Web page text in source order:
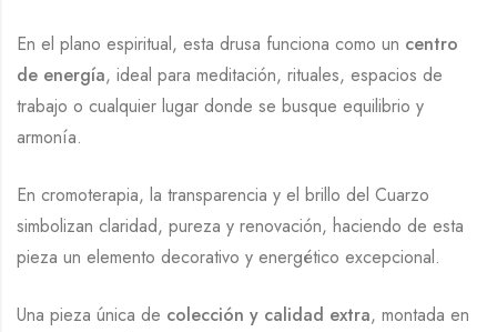
En el plano espiritual, esta drusa funciona como un centro
de energía, ideal para meditación, rituales, espacios de
trabajo o cualquier lugar donde se busque equilibrio y
armonía.
En cromoterapia, la transparencia y el brillo del Cuarzo
simbolizan claridad, pureza y renovación, haciendo de esta
pieza un elemento decorativo y energético excepcional.
Una pieza única de colección y calidad extra, montada en